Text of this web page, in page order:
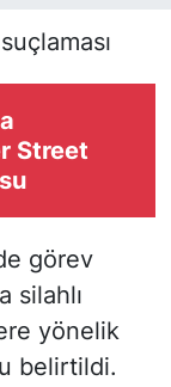
Street
görev
silahlı
yönelik
belirtildi.